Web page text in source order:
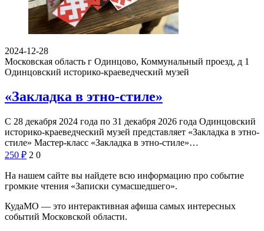
2024-12-28
Московская область г Одинцово, Коммунальный проезд, д 1
Одинцовский историко-краеведческий музей
«Закладка в этно-стиле»
С 28 декабря 2024 года по 31 декабря 2026 года Одинцовский
историко-краеведческий музей представляет «Закладка в этно-
стиле» Мастер-класс «Закладка в этно-стиле»…
250 ₽ 2 0
На нашем сайте вы найдете всю информацию про событие
громкие чтения «Записки сумасшедшего».
КудаМО — это интерактивная афиша самых интересных
событий Московской области.